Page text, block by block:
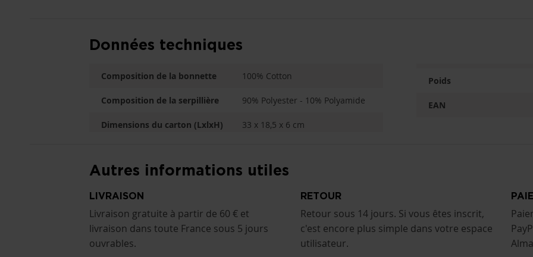
Données techniques
Composition de la bonnette 100% Cotton
Composition de la serpillière 90% Polyester - 10% Polyamide
Dimensions du carton (LxlxH) 33 x 18,5 x 6 cm
Poids
EAN
Autres informations utiles
LIVRAISON
Livraison gratuite à partir de 60 € et
livraison dans toute France sous 5 jours
ouvrables.
RETOUR
Retour sous 14 jours. Si vous êtes inscrit,
c'est encore plus simple dans votre espace
utilisateur.